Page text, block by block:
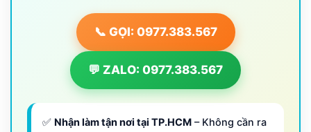
📞 GỌI: 0977.383.567
💬 ZALO: 0977.383.567
✅ Nhận làm tận nơi tại TP.HCM – Không cần ra